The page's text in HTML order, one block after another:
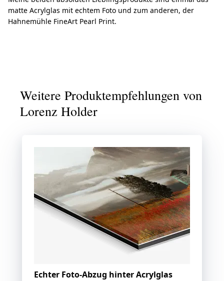
matte Acrylglas mit echtem Foto und zum anderen, der
Hahnemühle FineArt Pearl Print.
Weitere Produktempfehlungen von
Lorenz Holder
Echter Foto-Abzug hinter Acrylglas